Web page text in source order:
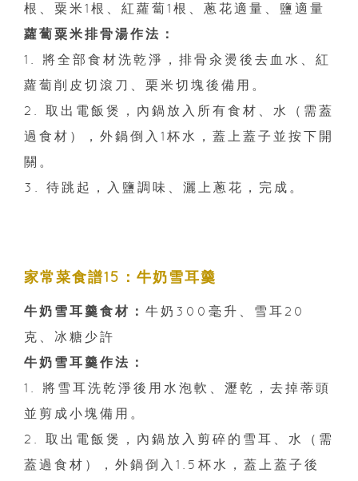
根、粟米1根、紅蘿蔔1根、蔥花適量、鹽適量
蘿蔔粟米排骨湯作法：
1. 將全部食材洗乾淨，排骨汆燙後去血水、紅
蘿蔔削皮切滾刀、栗米切塊後備用。
2. 取出電飯煲，內鍋放入所有食材、水（需蓋
過食材），外鍋倒入1杯水，蓋上蓋子並按下開
關。
3. 待跳起，入鹽調味、灑上蔥花，完成。
家常菜食譜15：牛奶雪耳羹
牛奶雪耳羹食材： 牛奶300毫升、雪耳20
克、冰糖少許
牛奶雪耳羹作法：
1. 將雪耳洗乾淨後用水泡軟、瀝乾，去掉蒂頭
並剪成小塊備用。
2. 取出電飯煲，內鍋放入剪碎的雪耳、水（需
蓋過食材），外鍋倒入1.5杯水，蓋上蓋子後